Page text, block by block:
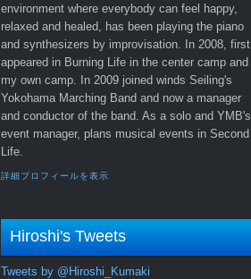
environment where everybody can feel happy,
relaxed and healed, has been playing the piano
and synthesizers by improvisation. In 2008, first
appeared in Burning Life in the center camp and
my own camp. In 2009 joined winds Seiling's
Yokohama Marching Band and now a manager
and conductor of the band. As a solo and YMB's
event manager, plans musical events in Second
Life.
詳細プロフィールを表示
Hiroshi's Tweets
Tweets by @Hiroshi_Kumaki